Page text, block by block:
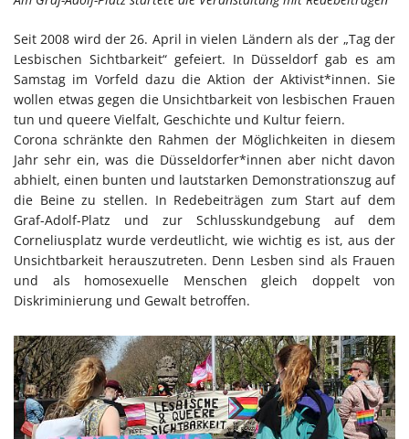
Seit 2008 wird der 26. April in vielen Ländern als der „Tag der
Lesbischen Sichtbarkeit“ gefeiert. In Düsseldorf gab es am
Samstag im Vorfeld dazu die Aktion der Aktivist*innen. Sie
wollen etwas gegen die Unsichtbarkeit von lesbischen Frauen
tun und queere Vielfalt, Geschichte und Kultur feiern.
Corona schränkte den Rahmen der Möglichkeiten in diesem
Jahr sehr ein, was die Düsseldorfer*innen aber nicht davon
abhielt, einen bunten und lautstarken Demonstrationszug auf
die Beine zu stellen. In Redebeiträgen zum Start auf dem
Graf-Adolf-Platz und zur Schlusskundgebung auf dem
Corneliusplatz wurde verdeutlicht, wie wichtig es ist, aus der
Unsichtbarkeit herauszutreten. Denn Lesben sind als Frauen
und als homosexuelle Menschen gleich doppelt von
Diskriminierung und Gewalt betroffen.